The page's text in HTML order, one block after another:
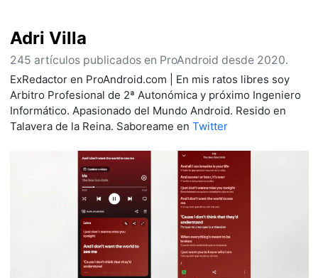
Adri Villa
245 artículos publicados en ProAndroid desde 2020.
ExRedactor en ProAndroid.com | En mis ratos libres soy
Arbitro Profesional de 2ª Autonómica y próximo Ingeniero
Informático. Apasionado del Mundo Android. Resido en
Talavera de la Reina. Saboreame en Twitter